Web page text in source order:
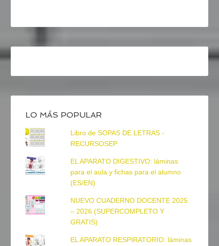
LO MÁS POPULAR
Libro de SOPAS DE LETRAS -
RECURSOSEP
EL APARATO DIGESTIVO: láminas
para el aula y fichas para el alumno
(ES/EN)
NUEVO CUADERNO DOCENTE 2025
– 2026 (SUPERCOMPLETO Y
GRATIS)
EL APARATO RESPIRATORIO: láminas